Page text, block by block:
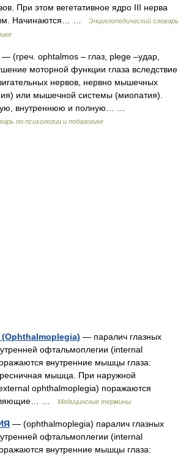
При этом вегетативное ядро III нерва
Начинаются… …
Энциклопедический словарь
— (греч. ophtalmos – глаз, plege –удар,
моторной функции глаза вследствие
нервов, нервно мышечных
или мышечной системы (миопатия).
внутреннюю и полную… …
по психологии и педагогике
— паралич глазных
офтальмоплегии (internal
внутренние мышцы глаза:
мышца. При наружной
ophthalmoplegia) поражаются
…
Медицинские термины
— (ophthalmoplegia) паралич глазных
офтальмоплегии (internal
внутренние мышцы глаза: